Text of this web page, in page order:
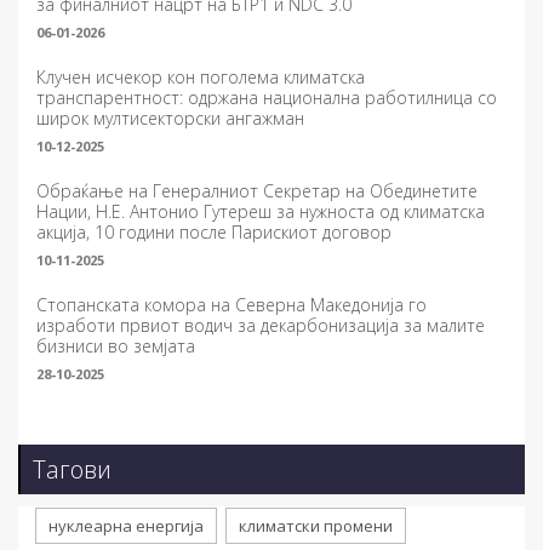
06-01-2026
Клучен исчекор кон поголема климатска
транспарентност: одржана национална работилница со
широк мултисекторски ангажман
10-12-2025
Обраќање на Генералниот Секретар на Обединетите
Нации, Н.Е. Антонио Гутереш за нужноста од климатска
акција, 10 години после Парискиот договор
10-11-2025
Стопанската комора на Северна Македонија го
изработи првиот водич за декарбонизација за малите
бизниси во земјата
28-10-2025
Тагови
нуклеарна енергија климатски промени